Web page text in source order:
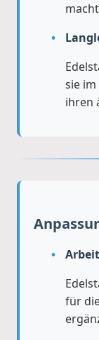
sie
ihren
für